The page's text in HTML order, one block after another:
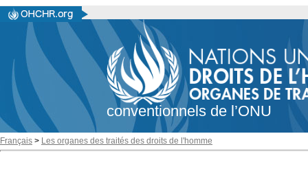
conventionnels de l’ONU
Français > Les organes des traités des droits de l'homme